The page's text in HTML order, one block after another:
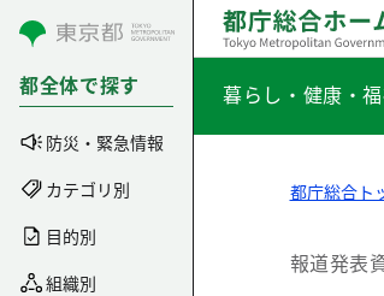
コンテンツにスキップ
都全体で探す
防災・緊急情報
カテゴリ別
目的別
組織別
暮らし・健康・
都庁総合ト
報道発表